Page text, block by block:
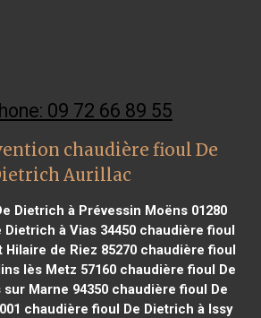
09 72 66 89 55
chaudière fioul De
Aurillac
Dietrich à Prévessin Moëns 01280
à Vias 34450 chaudière fioul
de Riez 85270chaudière fioul
lès Metz 57160 chaudière fioul De
Marne 94350 chaudière fioul De
chaudière fioul De Dietrich à Issy